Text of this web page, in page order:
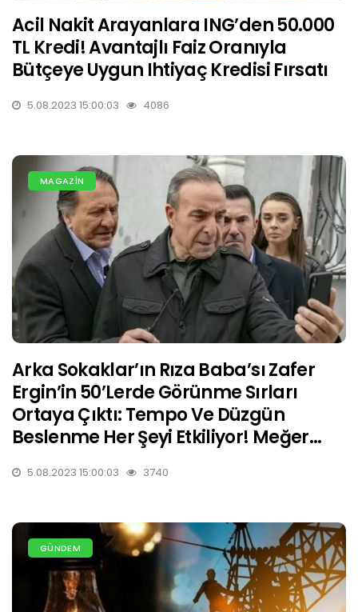
Acil Nakit Arayanlara ING’den 50.000
TL Kredi! Avantajlı Faiz Oranıyla
Bütçeye Uygun Ihtiyaç Kredisi Fırsatı
5.08.2023 15:00:03 4086
MAGAZİN
Arka Sokaklar’ın Rıza Baba’sı Zafer
Ergin’in 50’lerde Görünme Sırları
Ortaya Çıktı: Tempo Ve Düzgün
Beslenme Her Şeyi Etkiliyor! Meğer…
5.08.2023 15:00:03 3740
GÜNDEM